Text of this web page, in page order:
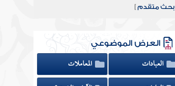
[بحث متقدم ]
العرض الموضوعي
العبادات
المعاملات